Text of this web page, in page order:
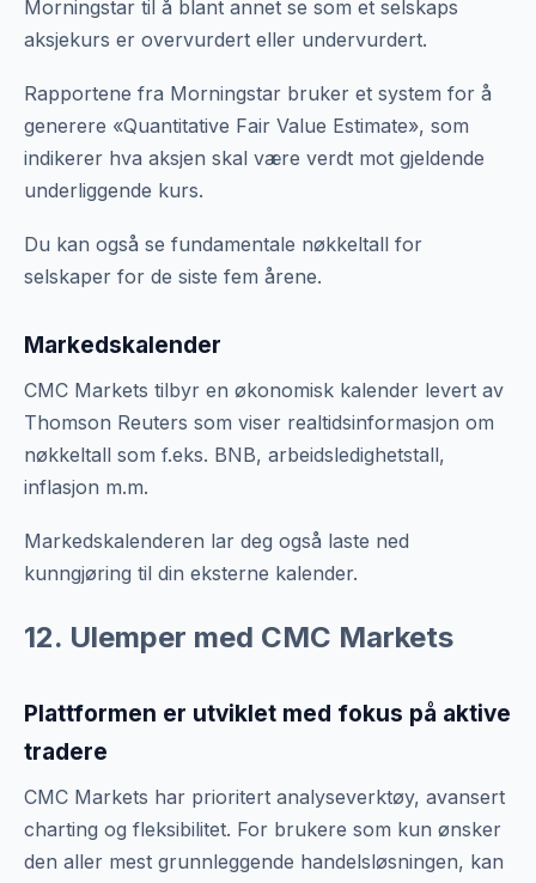
Morningstar til å blant annet se som et selskaps
aksjekurs er overvurdert eller undervurdert.
Rapportene fra Morningstar bruker et system for å
generere «Quantitative Fair Value Estimate», som
indikerer hva aksjen skal være verdt mot gjeldende
underliggende kurs.
Du kan også se fundamentale nøkkeltall for
selskaper for de siste fem årene.
Markedskalender
CMC Markets tilbyr en økonomisk kalender levert av
Thomson Reuters som viser realtidsinformasjon om
nøkkeltall som f.eks. BNB, arbeidsledighetstall,
inflasjon m.m.
Markedskalenderen lar deg også laste ned
kunngjøring til din eksterne kalender.
12. Ulemper med CMC Markets
Plattformen er utviklet med fokus på aktive
tradere
CMC Markets har prioritert analyseverktøy, avansert
charting og fleksibilitet. For brukere som kun ønsker
den aller mest grunnleggende handelsløsningen, kan